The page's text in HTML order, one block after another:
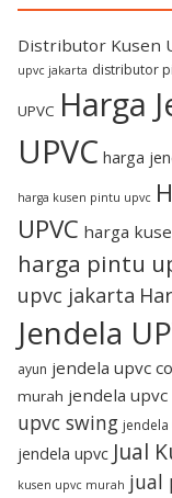
Distributor Kusen
upvc jakarta distributor
UPVC Harga
UPVC harga
harga kusen pintu upvc
UPVC harga
harga pintu
upvc jakarta
Jendela
ayun jendela upvc
murah jendela
upvc swing
jendela upvc Jual
kusen upvc murah jual